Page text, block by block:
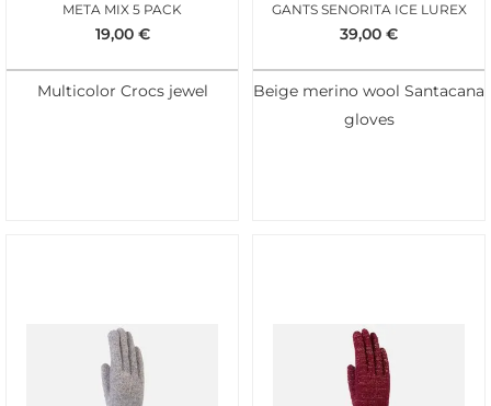
META MIX 5 PACK
19,00 €
Multicolor Crocs jewel
GANTS SENORITA ICE LUREX
39,00 €
Beige merino wool Santacana
gloves